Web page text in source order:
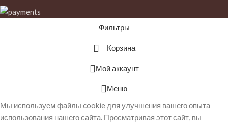
Фильтры
Корзина
Мой аккаунт
Меню
Мы используем файлы cookie для улучшения вашего опыта
использования нашего сайта. Просматривая этот сайт, вы